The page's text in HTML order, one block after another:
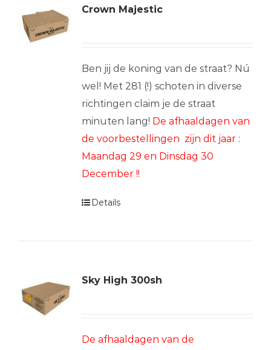
Crown Majestic
Ben jij de koning van de straat? Nú
wel! Met 281 (!) schoten in diverse
richtingen claim je de straat
minuten lang! De afhaaldagen van
de voorbestellingen zijn dit jaar :
Maandag 29 en Dinsdag 30
December !!
Details
Sky High 300sh
De afhaaldagen van de